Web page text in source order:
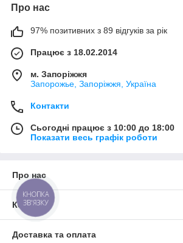
Про нас
97% позитивних з 89 відгуків за рік
Працює з 18.02.2014
м. Запоріжжя
Запорожье, Запоріжжя, Україна
Контакти
Сьогодні працює з 10:00 до 18:00
Показати весь графік роботи
Про нас
Контакти
Доставка та оплата
КНОПКА
ЗВ'ЯЗКУ